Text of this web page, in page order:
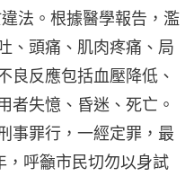
法。根據醫學報告，濫
、頭痛、肌肉疼痛、局
良反應包括血壓降低、
者失憶、昏迷、死亡。
事罪行，一經定罪，最
，呼籲市民切勿以身試